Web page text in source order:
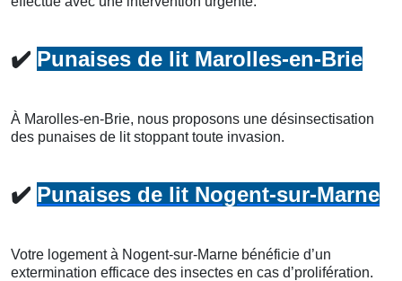
✔️ Punaises de lit Marolles-en-Brie
À Marolles-en-Brie, nous proposons une désinsectisation
des punaises de lit stoppant toute invasion.
✔️ Punaises de lit Nogent-sur-Marne
Votre logement à Nogent-sur-Marne bénéficie d’un
extermination efficace des insectes en cas d’prolifération.